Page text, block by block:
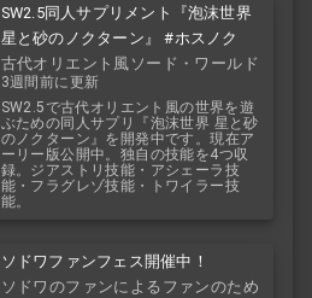
SW2.5同人サプリメント『泡沫世界
星と砂のノクターン』 #ホスノク
古代オリエント風ソード・ワールド
2.5
3週間前に更新
SW2.5で古代オリエント風の世界を遊
ぶための同人サプリ『泡沫世界 星と砂
のノクターン』を開発中です。現在ア
ーリー版公開中。独自の技能を4つ収
録。ジアストリ技能・アシェーラ技
能・フラグレゾ技能・トワイラー技
能。
ソドワファンフェス開催中！
ソドワのファンによるファンのため